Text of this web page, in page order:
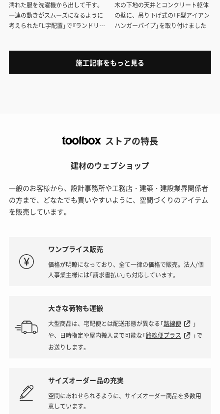
濡れた服を洗濯機から出して干す。
一連の動きがスムーズになるように
考えられた「L字配置」で『ランドリー
木の下地の天井とコンクリート躯体
の壁に、吊り下げ式の「F型アイアン
ハンガーパイプ」を取り付けました
施工記事をもっと見る
ストアの特長
建材のウェブショップ
一般のお客様から、設計事務所や工務店・建築・建設業界関係者
の方まで、どなたでも買いやすいように、空間づくりのアイテム
を販売しています。
ワンプライス販売
価格が明瞭になっており、全て一律の価格で販売。法人/個
人事業主様には「請求書払い」も対応しています。
大きな荷物も運搬
大型商品は、宅配便とは配送形態が異なる「路線便
」
や、日時指定や屋内搬入まで可能な「路線便プラス
」で
お送りします。
サイズオーダー品の充実
空間にあわせられるように、サイズオーダー商品を多数用
意しています。